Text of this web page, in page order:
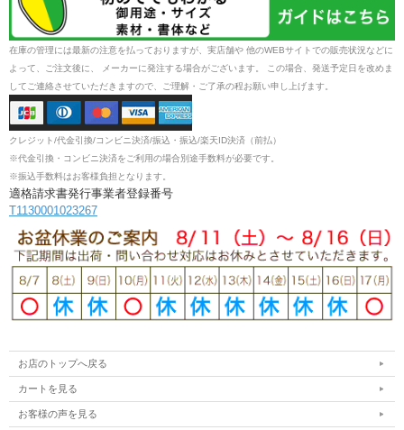
在庫の管理には最新の注意を払っておりますが、実店舗や 他のWEBサイトでの販売状況などに
よって、ご注文後に、 メーカーに発注する場合がございます。 この場合、発送予定日を改めま
してご連絡させていただきますので、ご理解・ご了承の程お願い申し上げます。
クレジット/代金引換/コンビニ決済/振込・振込/楽天ID決済（前払）
※代金引換・コンビニ決済をご利用の場合別途手数料が必要です。
※振込手数料はお客様負担となります。
適格請求書発行事業者登録番号
T1130001023267
お店のトップへ戻る
カートを見る
お客様の声を見る